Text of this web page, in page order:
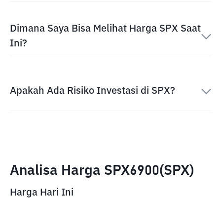
Dimana Saya Bisa Melihat Harga SPX Saat
Ini?
Apakah Ada Risiko Investasi di SPX?
Analisa Harga SPX6900(SPX)
Harga Hari Ini